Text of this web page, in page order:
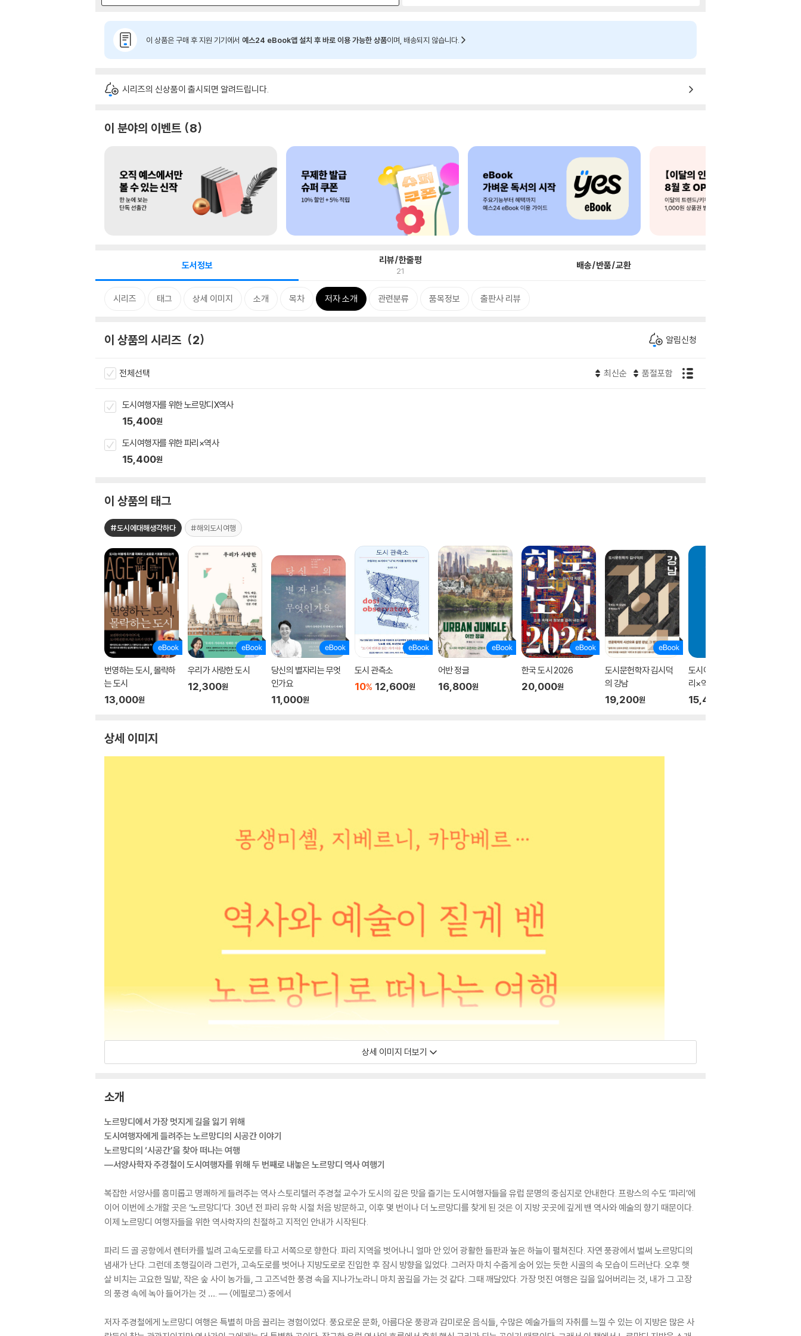
이 상품은 구매 후 지원 기기에서 예스24 eBook앱 설치 후 바로 이용 가능한 상품이며, 배송되지 않습니다.
시리즈의 신상품이 출시되면 알려드립니다.
이 분야의 이벤트 8
도서정보 리뷰/한줄평
21 배송/반품/교환
시리즈 태그 상세 이미지 소개 목차 저자 소개 관련분류 품목정보 출판사 리뷰
이 상품의 시리즈 2 알림신청
전체선택 최신순 품절포함
도시여행자를 위한 노르망디X역사
15,400원
도시여행자를 위한 파리×역사
15,400원
이 상품의 태그
#도시에대해생각하다 #해외도시여행
번영하는 도시, 몰락하
는 도시
13,000원
우리가 사랑한 도시
12,300원
당신의 별자리는 무엇
인가요
11,000원
도시 관측소
10% 12,600원
어반 정글
16,800원
한국 도시 2026
20,000원
도시문헌학자 김시덕
의 강남
19,200원
도시여행자를 위한 파
리×역사
15,400
상세 이미지
상세 이미지 더보기
소개
노르망디에서 가장 멋지게 길을 잃기 위해
도시여행자에게 들려주는 노르망디의 시공간 이야기
노르망디의 ‘시공간’을 찾아 떠나는 여행
―서양사학자 주경철이 도시여행자를 위해 두 번째로 내놓은 노르망디 역사 여행기
복잡한 서양사를 흥미롭고 명쾌하게 들려주는 역사 스토리텔러 주경철 교수가 도시의 깊은 맛을 즐기는 도시여행자들을 유럽 문명의 중심지로 안내한다. 프랑스의 수도 ‘파리’에
이어 이번에 소개할 곳은 ‘노르망디’다. 30년 전 파리 유학 시절 처음 방문하고, 이후 몇 번이나 더 노르망디를 찾게 된 것은 이 지방 곳곳에 깊게 밴 역사와 예술의 향기 때문이다.
이제 노르망디 여행자들을 위한 역사학자의 친절하고 지적인 안내가 시작된다.
파리 드 골 공항에서 렌터카를 빌려 고속도로를 타고 서쪽으로 향한다. 파리 지역을 벗어나니 얼마 안 있어 광활한 들판과 높은 하늘이 펼쳐진다. 자연 풍광에서 벌써 노르망디의
냄새가 난다. 그런데 초행길이라 그런가, 고속도로를 벗어나 지방도로로 진입한 후 잠시 방향을 잃었다. 그러자 마치 수줍게 숨어 있는 듯한 시골의 속 모습이 드러난다. 오후 햇
살 비치는 고요한 밀밭, 작은 숲 사이 농가들, 그 고즈넉한 풍경 속을 지나가노라니 마치 꿈길을 가는 것 같다. 그때 깨달았다. 가장 멋진 여행은 길을 잃어버리는 것, 내가 그 고장
의 풍경 속에 녹아 들어가는 것 …. ― 〈에필로그〉 중에서
저자 주경철에게 노르망디 여행은 특별히 마음 끌리는 경험이었다. 풍요로운 문화, 아름다운 풍광과 감미로운 음식들, 수많은 예술가들의 자취를 느낄 수 있는 이 지방은 많은 사